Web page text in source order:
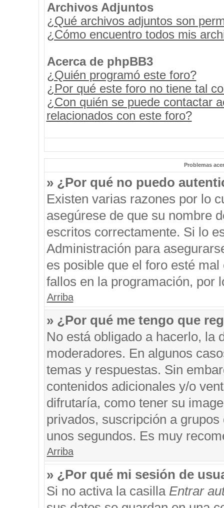
Archivos Adjuntos
¿Qué archivos adjuntos son
¿Cómo encuentro todos mis
Acerca de phpBB3
¿Quién programó este foro?
¿Por qué este foro no tiene tal
¿Con quién se puede contactar
relacionados con este foro?
Problemas
» ¿Por qué no puedo
Existen varias razones por lo
asegúrese de que su nombre
escritos correctamente. Si lo
Administración para
es posible que el foro esté
fallos en la programación, por
Arriba
» ¿Por qué me tengo que
No está obligado a hacerlo, la
moderadores. En algunos
temas y respuestas. Sin
contenidos adicionales y/o
difrutaría, como tener su
privados, suscripción a
unos segundos. Es muy
Arriba
» ¿Por qué mi sesión de
Si no activa la casilla Entrar